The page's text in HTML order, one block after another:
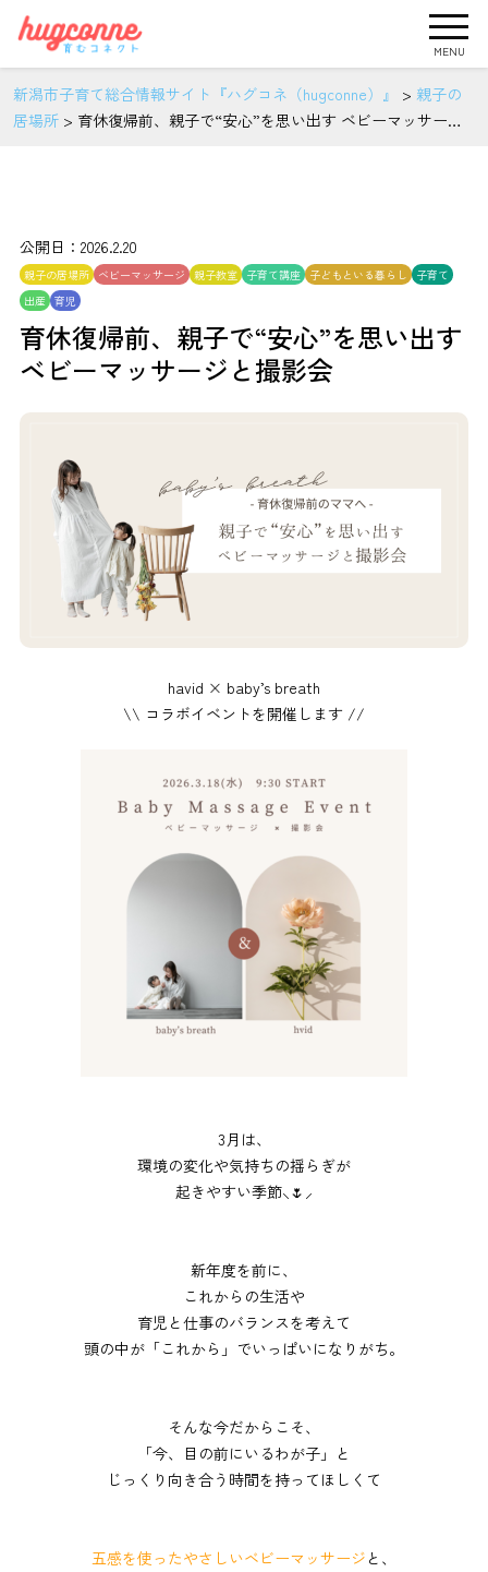
MENU
新潟市子育て総合情報サイト『ハグコネ（hugconne）』 > 親子の
居場所 > 育休復帰前、親子で“安心”を思い出す ベビーマッサージ
公開日：2026.2.20
親子の居場所 ベビーマッサージ 親子教室 子育て講座 子どもといる暮らし
子育て
出産 育児
育休復帰前、親子で“安心”を思い出す
ベビーマッサージと撮影会
havid × baby’s breath
\\ コラボイベントを開催します //
3月は、
環境の変化や気持ちの揺らぎが
起きやすい季節⸜🌷⸝
新年度を前に、
これからの生活や
育児と仕事のバランスを考えて
頭の中が「これから」でいっぱいになりがち。
そんな今だからこそ、
「今、目の前にいるわが子」 と
じっくり向き合う時間を持ってほしくて
五感を使ったやさしいベビーマッサージ と、